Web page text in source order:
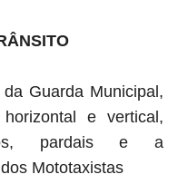
Guarda Municipal,
e vertical,
pardaise a
Mototaxistas